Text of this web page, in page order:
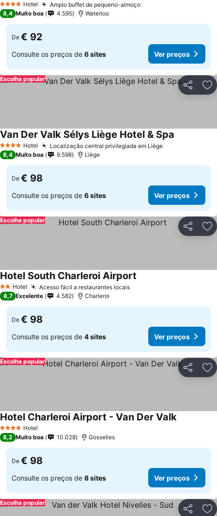
4 EstrelasHotel Amplo buffet de pequeno-almoçoVer preços
8,4 Muito boa 4.595 Waterloo
De € 92
Consulte os preços de 6 sites Ver preços
Partilhar
Escolha popular
4 EstrelasHotel Localização central privilegiada em LiègeVer preços
Van Der Valk Sélys Liège Hotel & Spa
8,4 Muito boa 9.598 Liège
De € 98
Consulte os preços de 6 sites Ver preços
Partilhar
Escolha popular
2 Estrelas
Hotel Acesso fácil a restaurantes locaisVer preços
Hotel South Charleroi Airport
8,7 Excelente 4.582 Charleroi
De € 98
Consulte os preços de 4 sites Ver preços
Partilhar
Escolha popular
4 EstrelasHotel
Hotel Charleroi Airport - Van Der ValkVer preços
8,2 Muito boa 10.028 Gosselies
De € 98
Consulte os preços de 8 sites Ver preços
Partilhar
Escolha popular